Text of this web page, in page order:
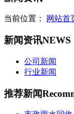
当前位置： 网站首
新闻资讯NEWS
公司新闻
行业新闻
推荐新闻